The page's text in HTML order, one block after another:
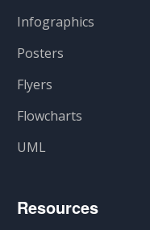
Infographics
Posters
Flyers
Flowcharts
UML
Resources